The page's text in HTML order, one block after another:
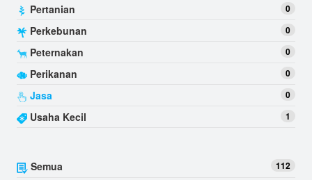
Pertanian 0
Perkebunan 0
Peternakan 0
Perikanan 0
Jasa 0
Usaha Kecil 1
Semua 112